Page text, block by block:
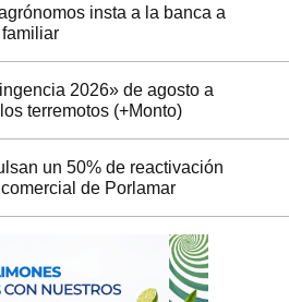
insta a la banca a
2026» de agosto a
terremotos (+Monto)
un 50% de reactivación
de Porlamar